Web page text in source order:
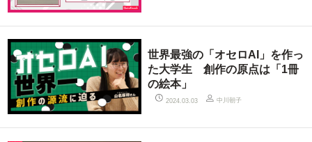
世界最強の「オセロAI」を作っ
た大学生 創作の原点は「1冊
の絵本」
2024.03.03 中川朝子